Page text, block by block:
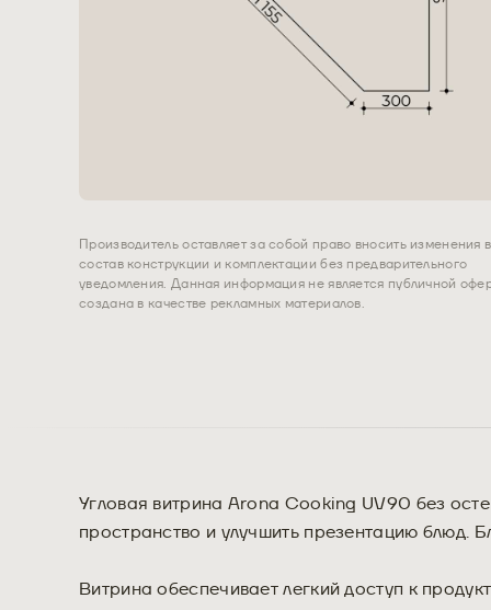
Производитель оставляет за собой право вносить изменения в
состав конструкции и комплектации без предварительного
уведомления. Данная информация не является публичной
создана в качестве рекламных материалов.
Угловая витрина Arona Cooking UV90 без
пространство и улучшить презентацию блюд.
Витрина обеспечивает легкий доступ к